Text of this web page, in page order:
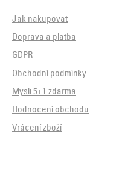
Jak nakupovat
Doprava a platba
GDPR
Obchodní podmínky
Mysli 5+1 zdarma
Hodnocení obchodu
Vrácení zboží